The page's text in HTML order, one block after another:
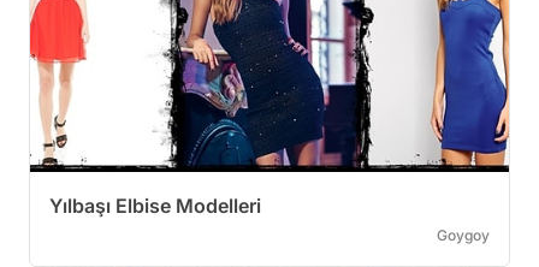
Yılbaşı Elbise Modelleri
Goygoy